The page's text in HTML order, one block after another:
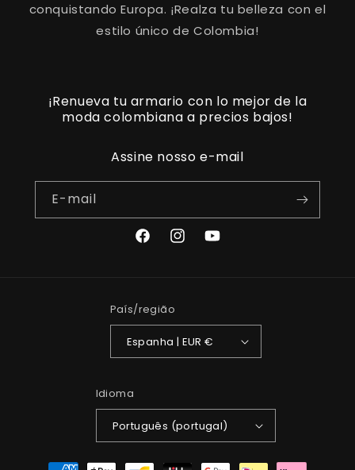
conquistando Europa. ¡Realza tu belleza con el
estilo único de Colombia!
¡Renueva tu armario con lo mejor de la
moda colombiana a precios bajos!
Assine nosso e-mail
E-mail
FacebookInstagramYouTube
País/região
Espanha | EUR €
Idioma
Português (portugal)
Métodos